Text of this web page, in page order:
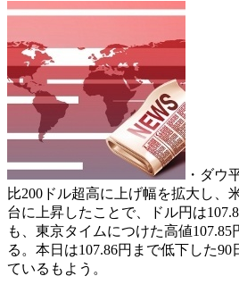
・ダウ
比200ドル超高に上げ幅を拡大し、
台に上昇したことで、ドル円は
も、東京タイムにつけた高値
る。本日は107.86円まで低下した
ているもよう。